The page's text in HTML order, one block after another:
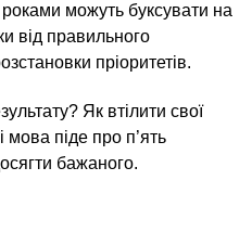
можуть буксувати на
від правильного
пріоритетів.
Як втілити свої
піде про п’ять
бажаного.